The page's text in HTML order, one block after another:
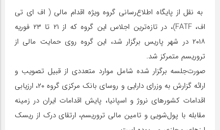
به نقل از پایگاه اطلاع‌رسانی گروه ویژه اقدام مالی ( اف ای تی
اف، FATF)، در تازه‌ترین اجلاس این گروه که از ۲۱ تا ۲۳ فوریه
۲۰۱۸ در شهر پاریس برگزار شد، این گروه روی حمایت مالی از
تروریسم متمرکز شد.
صورت‌جلسه برگزار شده شامل موارد متعددی از قبیل تصویب و
ارائه گزارش به وزرای دارایی و روسای بانک مرکزی گروه ۲۰، ارزیابی
اقدامات کشورهای نروژ و اسپانیا، پایش اقدامات ایران در زمینه
مقابله با پول‌شویی و تامین مالی تروریسم، ارتقای درک از ریسک